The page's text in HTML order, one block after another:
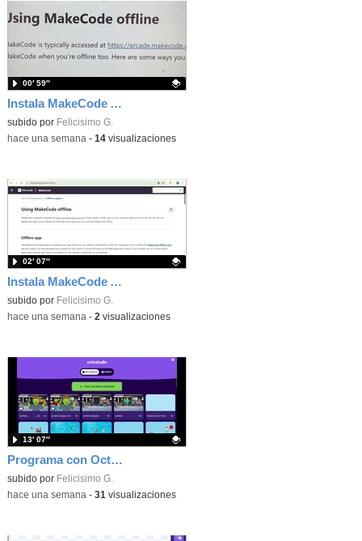
Instala MakeCode Arcade para trabajar offline en tu tablet, ordenador, Chromebook
Contenido educativo.
subido por Felicisimo G.
00′ 59″
-hace una semana - 14visualizaciones
Instala MakeCode Arcade offline para programar grandes juegos sin necesidad de Internet
Contenido educativo.
subido por Felicisimo G.
02′ 07″
-hace una semana - 2 visualizaciones
Programa con OctoStudio, un juego de disparos contra Zombies con un cargador basado en el House of the dead
Contenido educativo.
subido por Felicisimo G.
13′ 07″
-hace una semana - 31 visualizaciones